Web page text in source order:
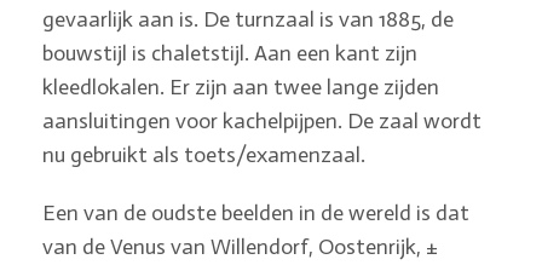
gevaarlijk aan is. De turnzaal is van 1885, de
bouwstijl is chaletstijl. Aan een kant zijn
kleedlokalen. Er zijn aan twee lange zijden
aansluitingen voor kachelpijpen. De zaal wordt
nu gebruikt als toets/examenzaal.
Een van de oudste beelden in de wereld is dat
van de Venus van Willendorf, Oostenrijk, ±